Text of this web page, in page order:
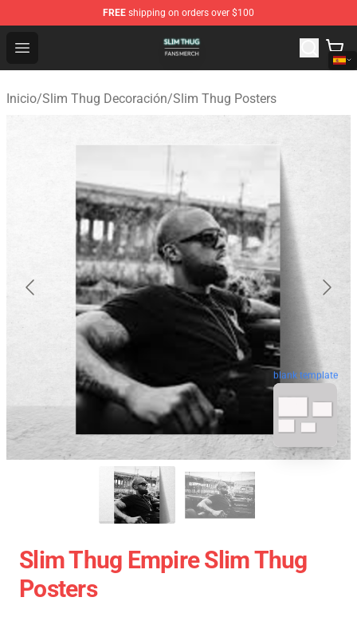
FREE shipping on orders over $100
Open menu
Slim Thug Shop - Official Slim Thug Merchandise Store
Inicio/Slim Thug Decoración/Slim Thug Posters
blank template
Slim Thug Empire Slim Thug
Posters